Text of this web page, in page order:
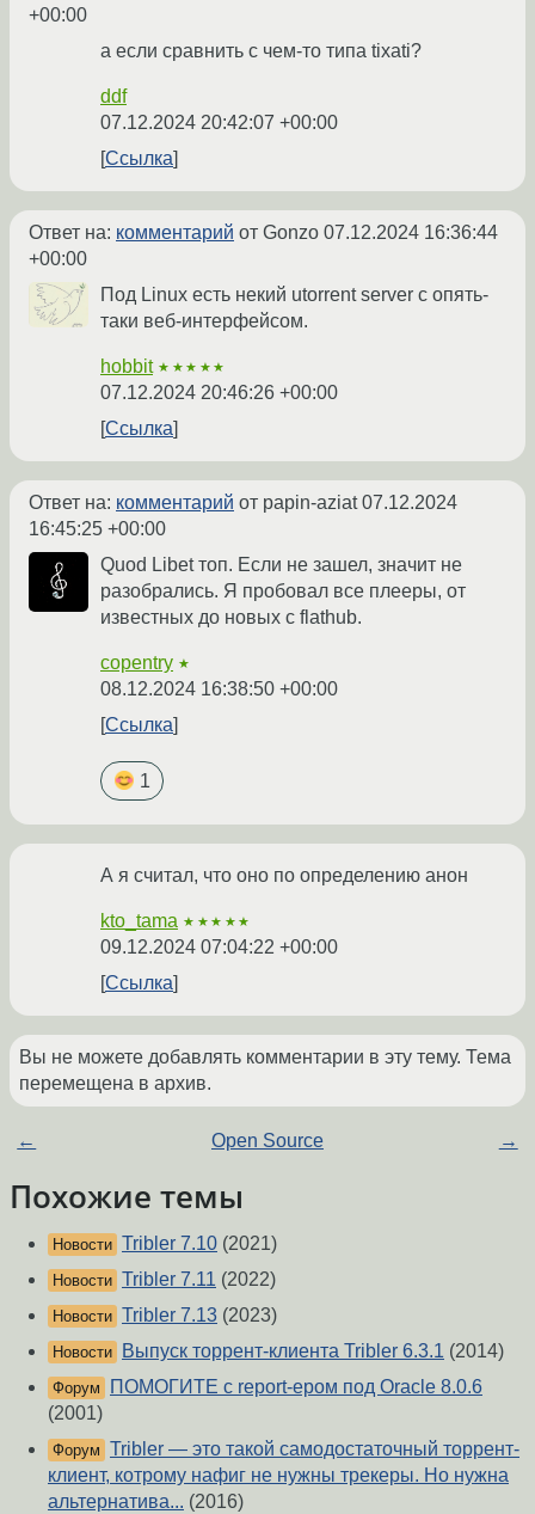
+00:00
а если сравнить с чем-то типа tixati?
ddf
07.12.2024 20:42:07 +00:00
Ссылка
Ответ на: комментарий от Gonzo 07.12.2024 16:36:44
+00:00
Под Linux есть некий utorrent server с опять-
таки веб-интерфейсом.
hobbit ★★★★★
07.12.2024 20:46:26 +00:00
Ссылка
Ответ на: комментарий от papin-aziat07.12.2024
16:45:25 +00:00
Quod Libet топ. Если не зашел, значит не
разобрались. Я пробовал все плееры, от
известных до новых с flathub.
copentry ★
08.12.2024 16:38:50 +00:00
Ссылка
1
А я считал, что оно по определению анон
kto_tama ★★★★★
09.12.2024 07:04:22 +00:00
Ссылка
Вы не можете добавлять комментарии в эту тему. Тема
перемещена в архив.
← Open Source →
Похожие темы
Новости Tribler 7.10 (2021)
Новости Tribler 7.11 (2022)
Новости Tribler 7.13 (2023)
Новости Выпуск торрент-клиента Tribler 6.3.1 (2014)
Форум
ПОМОГИТЕ с report-ером под Oracle 8.0.6
(2001)
Форум Tribler — это такой самодостаточный торрент-
клиент, котрому нафиг не нужны трекеры. Но нужна
альтернатива... (2016)